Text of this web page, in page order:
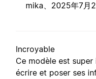
mika、 2025年7月
Incroyable
Ce modèle est
écrire et poser ses